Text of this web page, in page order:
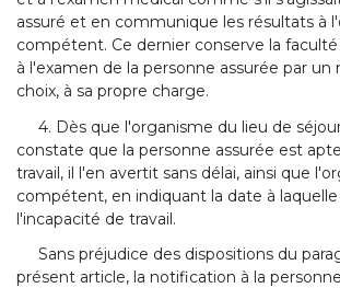
assuré et en communique les résultats à
compétent. Ce dernier conserve la
à l'examen de la personne assurée par un
choix, à sa propre charge.
4. Dès que l'organisme du lieu de
constate que la personne assurée est
travail, il l'en avertit sans délai, ainsi que
compétent, en indiquant la date à
l'incapacité de travail.
Sans préjudice des dispositions du
présent article, la notification à la